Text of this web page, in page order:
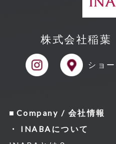
供、またユーザビリ
Googleアナリティ
イトの利⽤状況など
レスなどの情報を収
すが、「Cookie」
株式会社稲葉
ショ
Company / 会社情報
INABAについて